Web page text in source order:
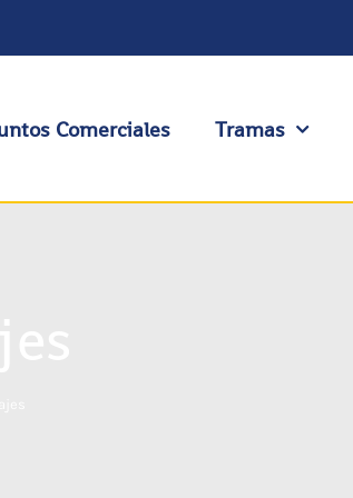
Comerciales Tramas